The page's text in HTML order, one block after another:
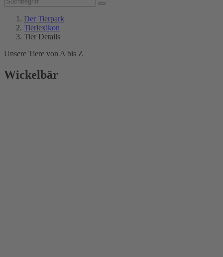
Der Tierpark
Tierlexikon
Tier Details
Unsere Tiere von A bis Z
Wickelbär